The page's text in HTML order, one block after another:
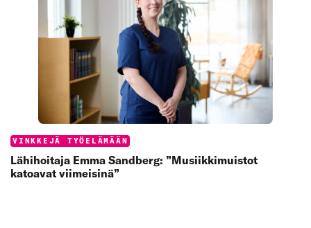
Categories:
VINKKEJÄ TYÖELÄMÄÄN
Lähihoitaja Emma Sandberg: ”Musiikkimuistot
katoavat viimeisinä”